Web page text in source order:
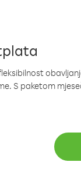
S paketom